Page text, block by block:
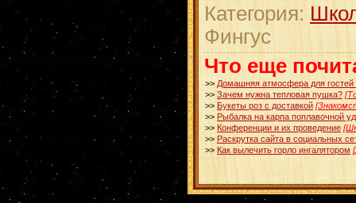
Категория:
Фингус
Что еще
>> Домашняя атмосфера для гостей
>> Зачем нужна тепловая пушка?
>> Букеты роз с доставкой
>> Рыбалка на карпа поплавочной
>> Конференции и их проведение
>> Раскрутка сайта в социальных
>> Как вылечить горло ингалятором